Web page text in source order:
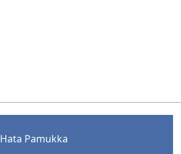
Hata Pamukka